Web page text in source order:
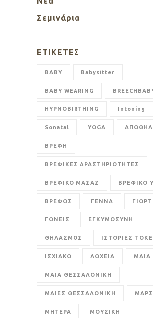
Σεμινάρια
ΕΤΙΚΈΤΕΣ
BABY Babysitter
BABY WEARING
HYPNOBIRTHING Intoning
Sonatal YOGA
ΒΡΕΦΗ
ΒΡΕΦΙΚΕΣ ΔΡΑΣΤΗΡΙΟΤΗΤΕΣ
ΒΡΕΦΙΚΟ ΜΑΣΑΖ ΒΡΕΦΙΚΟ
ΒΡΕΦΟΣ ΓΕΝΝΑ
ΓΟΝΕΙΣ ΕΓΚΥΜΟΣΥΝΗ
ΘΗΛΑΣΜΟΣ ΙΣΤΟΡΙΕΣ
ΙΣΧΙΑΚΟ ΛΟΧΕΙΑ ΜΑΙΑ
ΜΑΙΑ ΘΕΣΣΑΛΟΝΙΚΗ
ΜΑΙΕΣ ΘΕΣΣΑΛΟΝΙΚΗ
ΜΗΤΕΡΑ ΜΟΥΣΙΚΗ